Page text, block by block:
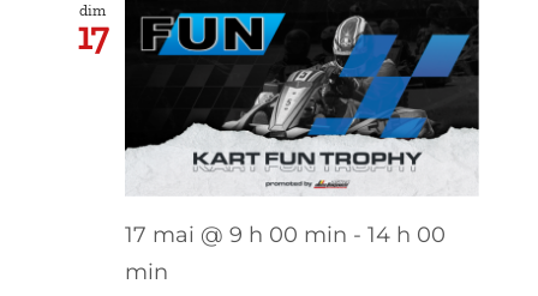
dim
17
17 mai @ 9 h 00 min - 14 h 00
min